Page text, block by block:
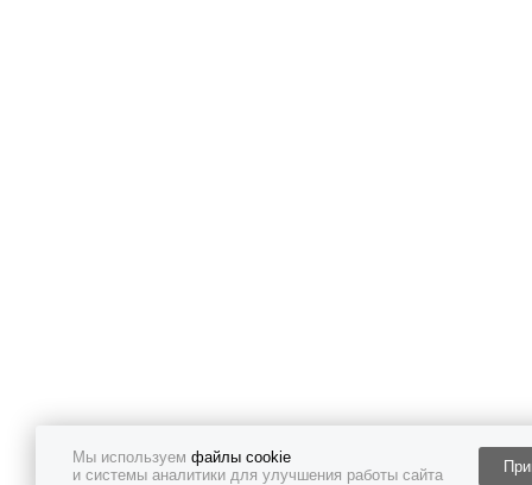
Мы используем файлы cookie
и системы аналитики для улучшения работы сайта